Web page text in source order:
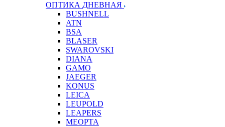
ОПТИКА ДНЕВНАЯ
BUSHNELL
ATN
BSA
BLASER
SWAROVSKI
DIANA
GAMO
JAEGER
KONUS
LEICA
LEUPOLD
LEAPERS
MEOPTA